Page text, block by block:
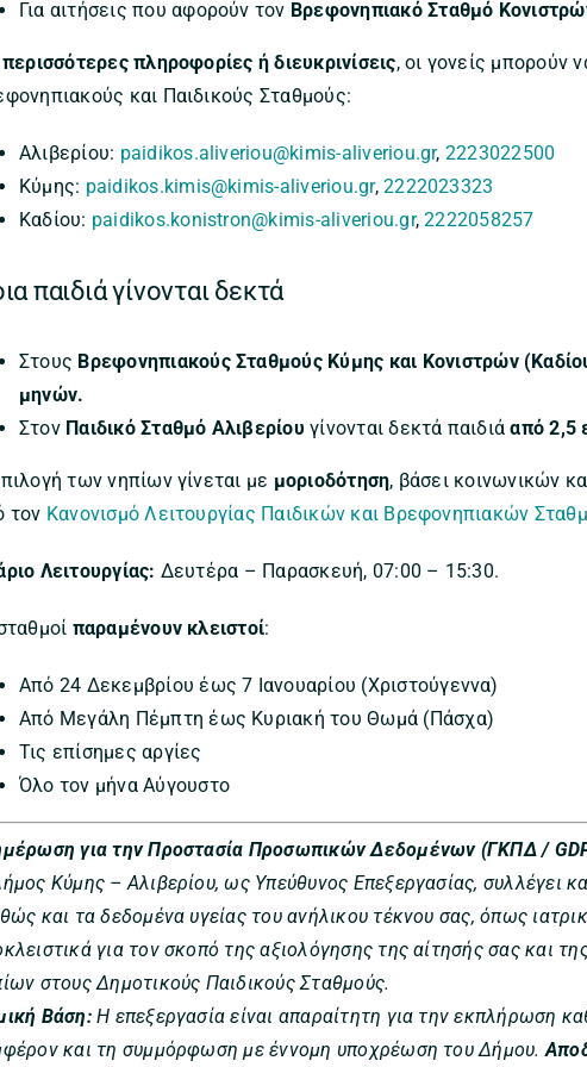
Για αιτήσεις που αφορούν τον Βρεφονηπιακό Σταθμό
περισσότερες πληροφορίες ή διευκρινίσεις, οι γονείς μπορούν
και Παιδικούς Σταθμούς:
Αλιβερίου: paidikos.aliveriou@kimis-aliveriou.gr, 2223022500
Κύμης: paidikos.kimis@kimis-aliveriou.gr,2222023323
Καδίου: paidikos.konistron@kimis-aliveriou.gr,2222058257
παιδιά γίνονται δεκτά
Στους Βρεφονηπιακούς Σταθμούς Κύμης και Κονιστρών
μηνών.
Στον Παιδικό Σταθμό Αλιβερίου γίνονται δεκτά παιδιάαπό 2,5
των νηπίων γίνεται με μοριοδότηση, βάσει κοινωνικών
τον Κανονισμό Λειτουργίας Παιδικών και Βρεφονηπιακών
Λειτουργίας: Δευτέρα – Παρασκευή, 07:00 – 15:30.
παραμένουν κλειστοί:
Από 24 Δεκεμβρίου έως 7 Ιανουαρίου (Χριστούγεννα)
Από Μεγάλη Πέμπτη έως Κυριακή του Θωμά (Πάσχα)
Τις επίσημες αργίες
Όλο τον μήνα Αύγουστο
για την Προστασία Προσωπικών Δεδομένων (ΓΚΠΔ /
Κύμης – Αλιβερίου, ως Υπεύθυνος Επεξεργασίας, συλλέγει
και τα δεδομένα υγείας του ανήλικου τέκνου σας, όπως
για τον σκοπό της αξιολόγησης της αίτησής σας και
στους Δημοτικούς Παιδικούς Σταθμούς.
Βάση:Η επεξεργασία είναι απαραίτητη για την εκπλήρωση
και τη συμμόρφωση με έννομη υποχρέωση του Δήμου.